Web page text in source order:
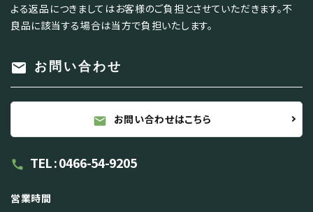
よる返品につきましてはお客様のご負担とさせていただきます。不
良品に該当する場合は当方で負担いたします。
mail お問い合わせ
mail お問い合わせはこちら
call TEL : 0466-54-9205
営業時間